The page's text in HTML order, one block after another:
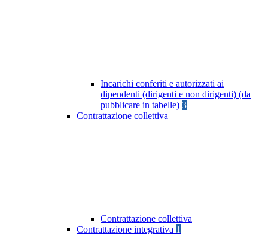
Incarichi conferiti e autorizzati ai
dipendenti (dirigenti e non dirigenti) (da
pubblicare in tabelle) 3
Contrattazione collettiva
Contrattazione collettiva
Contrattazione integrativa 1